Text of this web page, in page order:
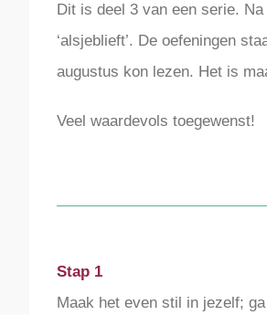
Dit is deel 3 van een serie. Na
‘alsjeblieft’. De oefeningen
augustus kon lezen. Het is
Veel waardevols toegewenst!
Stap 1
Maak het even stil in jezelf;